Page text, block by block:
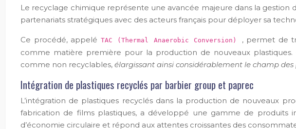
Le recyclage chimique représente une avancée majeure dans la gestion
partenariats stratégiques avec des acteurs français pour déployer sa
Ce procédé, appelé TAC (Thermal Anaerobic Conversion) , permet de
comme matière première pour la production de nouveaux
comme non recyclables, élargissant ainsi considérablement le champ
Intégration de plastiques recyclés par barbier group et paprec
L’intégration de plastiques recyclés dans la production de nouveaux
fabrication de films plastiques, a développé une gamme de produits
d’économie circulaire et répond aux attentes croissantes des